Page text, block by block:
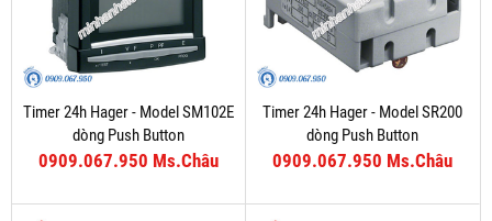
Timer 24h Hager - Model SM102E
dòng Push Button
0909.067.950 Ms.Châu
Timer 24h Hager - Model SR200
dòng Push Button
0909.067.950 Ms.Châu